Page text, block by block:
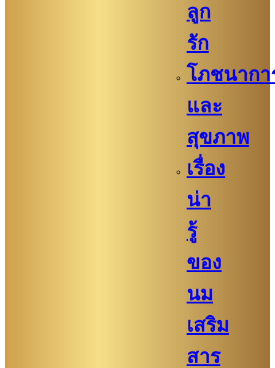
ลูก
รัก
โภชนากา
และ
สุขภาพ
เรื่อง
น่า
รู้
ของ
นม
เสริม
สาร